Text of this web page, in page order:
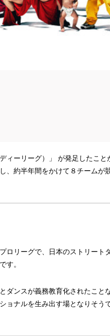
ィーリーグ）」 が発足したこと
約半年間をかけて８チームが
ロリーグで、日本のストリー
す。
ダンスが義務教育化されたこ
ョナルを生み出す場となりそう